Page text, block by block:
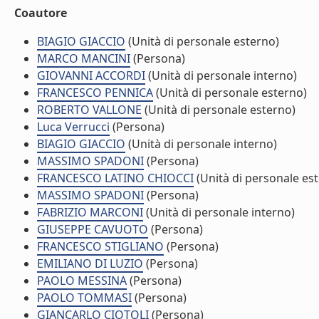
Coautore
BIAGIO GIACCIO (Unità di personale esterno)
MARCO MANCINI(Persona)
GIOVANNI ACCORDI(Unità di personale interno)
FRANCESCO PENNICA(Unità di personale esterno)
ROBERTO VALLONE (Unità di personale esterno)
Luca Verrucci (Persona)
BIAGIO GIACCIO (Unità di personale interno)
MASSIMO SPADONI(Persona)
FRANCESCO LATINO CHIOCCI(Unità di personale
MASSIMO SPADONI(Persona)
FABRIZIO MARCONI(Unità di personale interno)
GIUSEPPE CAVUOTO (Persona)
FRANCESCO STIGLIANO (Persona)
EMILIANO DI LUZIO (Persona)
PAOLO MESSINA(Persona)
PAOLO TOMMASI(Persona)
GIANCARLO CIOTOLI(Persona)